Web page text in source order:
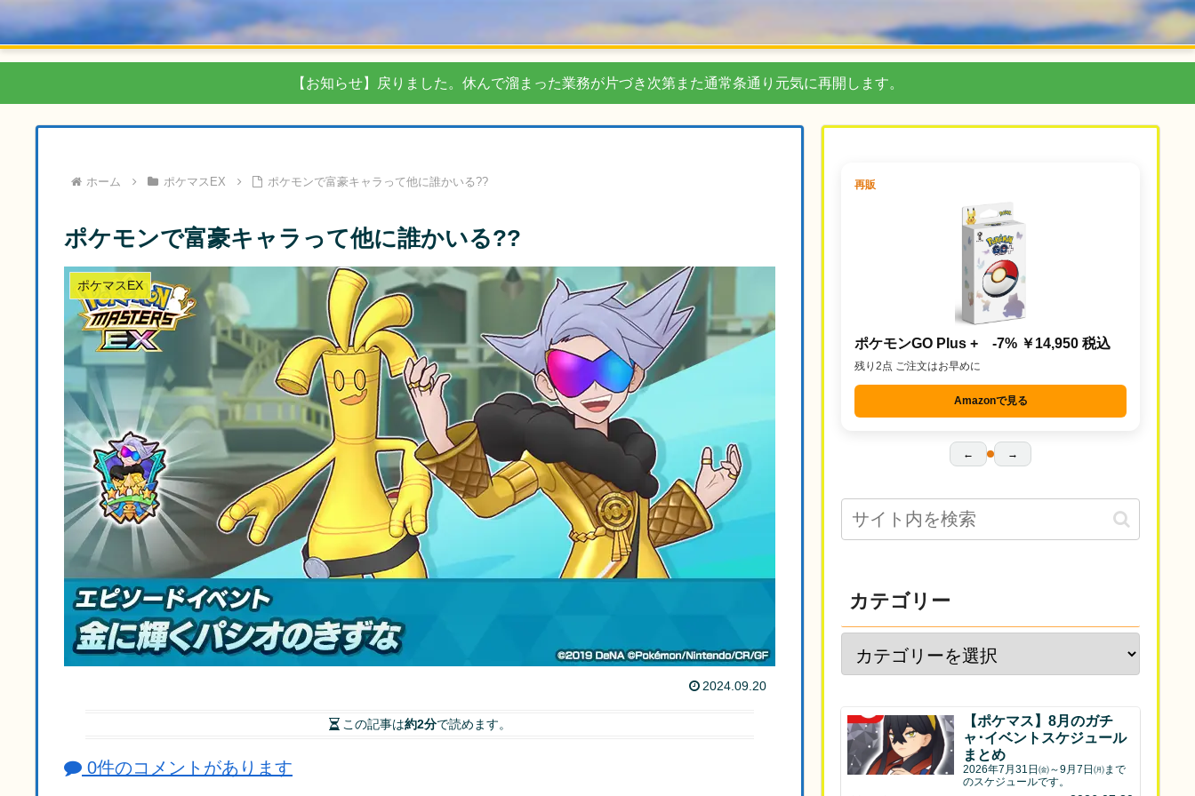
【お知らせ】戻りました。休んで溜まった業務が片づき次第また通常条通り元気に再開します。
ホーム ポケマスEX ポケモンで富豪キャラって他に誰かいる??
ポケモンで富豪キャラって他に誰かいる??
ポケマスEX
2024.09.20
この記事は約2分で読めます。
0件のコメントがあります
再販
ポケモンGO Plus + -7% ￥14,950 税込
残り2点 ご注文はお早めに
Amazonで見る
← →
カテゴリー
【ポケマス】8月のガチ
ャ･イベントスケジュール
まとめ
2026年7月31日㈮～9月7日㈪まで
のスケジュールです。